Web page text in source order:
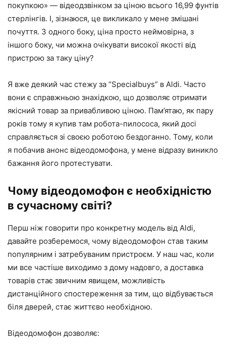
покупкою» — відеодзвінком за ціною всього 16,99 фунтів
стерлінгів. І, зізнаюся, це викликало у мене змішані
почуття. З одного боку, ціна просто неймовірна, з
іншого боку, чи можна очікувати високої якості від
пристрою за таку ціну?
Я вже деякий час стежу за “Specialbuys” в Aldi. Часто
вони є справжньою знахідкою, що дозволяє отримати
якісний товар за привабливою ціною. Пам’ятаю, як пару
років тому я купив там робота-пилососа, який досі
справляється зі своєю роботою бездоганно. Тому, коли
я побачив анонс відеодомофона, у мене відразу виникло
бажання його протестувати.
Чому відеодомофон є необхідністю
в сучасному світі?
Перш ніж говорити про конкретну модель від Aldi,
давайте розберемося, чому відеодомофон став таким
популярним і затребуваним пристроєм. У наш час, коли
ми все частіше виходимо з дому надовго, а доставка
товарів стає звичним явищем, можливість
дистанційного спостереження за тим, що відбувається
біля дверей, стає життєво необхідною.
Відеодомофон дозволяє: